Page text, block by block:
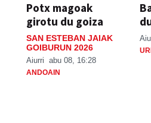
Potx magoak
girotu du goiza
SAN ESTEBAN JAIAK
GOIBURUN 2026
Aiurri abu 08, 16:28
ANDOAIN